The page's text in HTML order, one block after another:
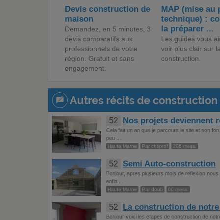
Devis construction de
maison
Demandez, en 5 minutes, 3
devis comparatifs aux
professionnels de votre
région. Gratuit et sans
engagement.
MAP (mise au
technique) :
la préparer ...
Les guides vous
voir plus clair sur
construction.
Autres récits de construction
52 Nos projets deviennent
Cela fait un an que je parcours le site et son
peu ...
Haute Marne Par chtiprof 205 mess.
52 Semi Auto-construction
Bonjour, apres plusieurs mois de reflexion
enfin ...
Haute Marne Par doub 66 mess.
52 La construction de
Bonjour voici les etapes de construction de